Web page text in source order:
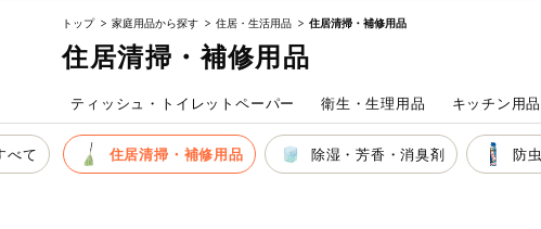
登録から開始まで
ーセージ
魚介・加工品
米・雑穀など
キーワードをすべて含む
いずれかのキーワードを含む
メーカー名
トップ 家庭用品から探す 住居・生活用品 住居清掃・補修用品
住居清掃・補修用品
ティッシュ・トイレットペーパー 衛生・生理用品 キッチン用品
べて 住居清掃・補修用品 除湿・芳香・消臭剤 防